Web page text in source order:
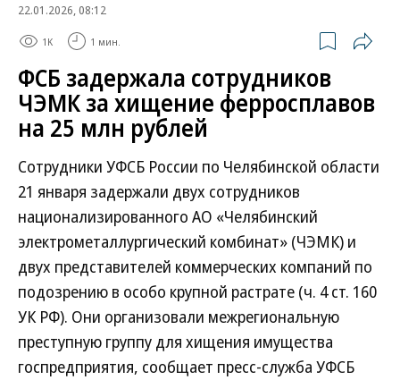
22.01.2026, 08:12
1K 1 мин.
ФСБ задержала сотрудников
ЧЭМК за хищение ферросплавов
на 25 млн рублей
Сотрудники УФСБ России по Челябинской области
21 января задержали двух сотрудников
национализированного АО «Челябинский
электрометаллургический комбинат» (ЧЭМК) и
двух представителей коммерческих компаний по
подозрению в особо крупной растрате (ч. 4 ст. 160
УК РФ). Они организовали межрегиональную
преступную группу для хищения имущества
госпредприятия, сообщает пресс-служба УФСБ